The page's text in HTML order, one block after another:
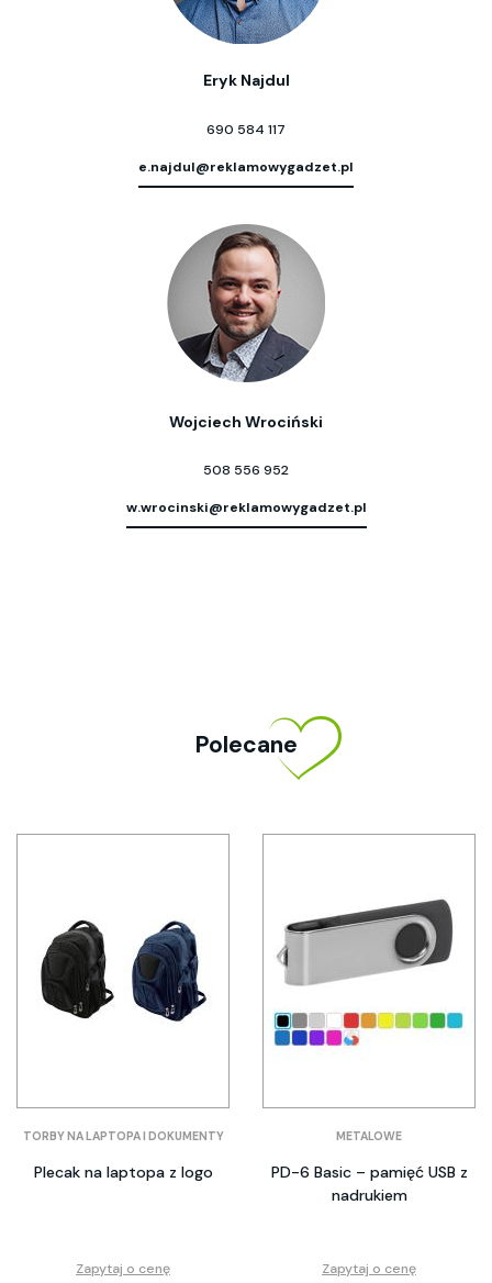
Eryk Najdul
690 584 117
e.najdul@reklamowygadzet.pl
Wojciech Wrociński
508 556 952
w.wrocinski@reklamowygadzet.pl
Polecane
TORBY NA LAPTOPA I DOKUMENTY
Plecak na laptopa z logo
Zapytaj o cenę
METALOWE
PD-6 Basic – pamięć USB z
nadrukiem
Zapytaj o cenę